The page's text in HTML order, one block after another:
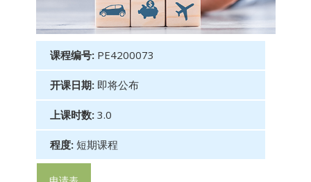
课程编号: PE4200073
开课日期: 即将公布
上课时数: 3.0
程度: 短期课程